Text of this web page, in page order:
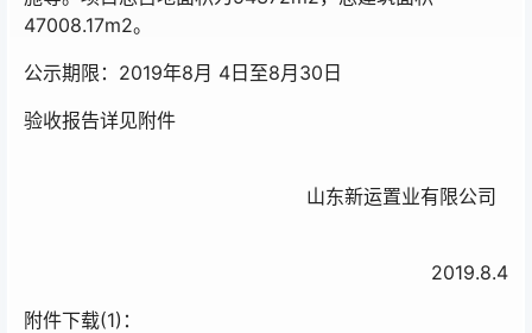
47008.17m2。
公示期限：2019年8月 4日至8月30日
验收报告详见附件
山东新运置业有限公司
2019.8.4
附件下载(1)：